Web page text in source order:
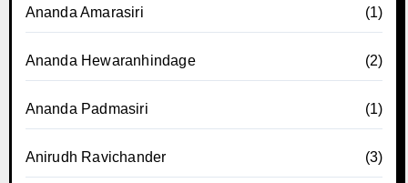
Ananda Amarasiri (1)
Ananda Hewaranhindage (2)
Ananda Padmasiri (1)
Anirudh Ravichander (3)